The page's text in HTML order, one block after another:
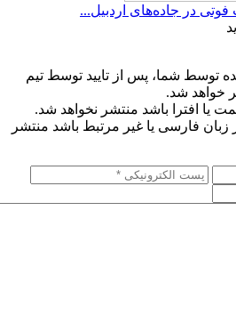
توسط شما، پس از تایید توسط تیم
خواهد شد.
یا افترا باشد منتشر نخواهد شد.
زبان فارسی یا غیر مرتبط باشد منتشر